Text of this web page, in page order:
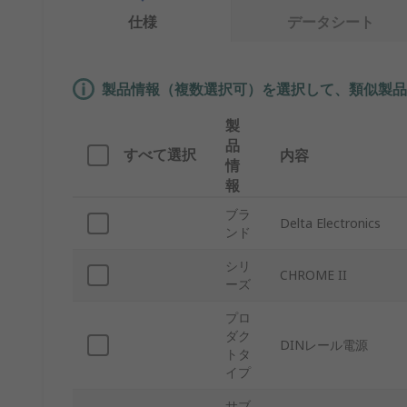
仕様 データシート
製品情報（複数選択可）を選択して、類似製品
すべて選択
製
品
情
報
内容
ブラ
ンド
Delta Electronics
シリ
ーズ
CHROME II
プロ
ダク
トタ
イプ
DINレール電源